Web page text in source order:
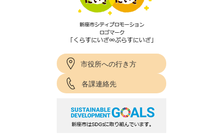
市役所への行き方
各課連絡先